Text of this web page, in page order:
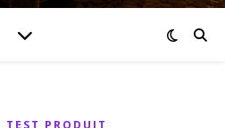
TEST PRODUIT